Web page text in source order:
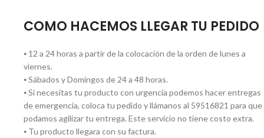
COMO HACEMOS LLEGAR TU PEDIDO
⦁ 12 a 24 horas a partir de la colocación de la orden de lunes a
viernes.
⦁ Sábados y Domingos de 24 a 48 horas.
⦁ Si necesitas tu producto con urgencia podemos hacer entregas
de emergencia, coloca tu pedido y llámanos al 59516821 para que
podamos agilizar tu entrega. Este servicio no tiene costo extra.
⦁ Tu producto llegara con su factura.